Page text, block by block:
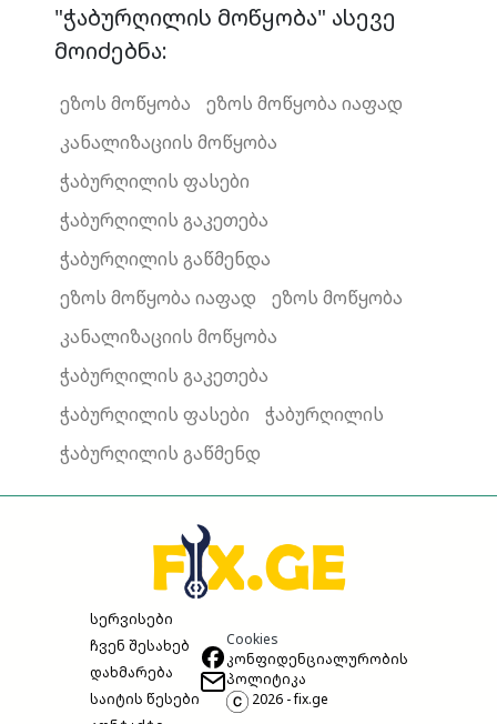
"ჭაბურღილის მოწყობა" ასევე
მოიძებნა:
ეზოს მოწყობა
ეზოს მოწყობა იაფად
კანალიზაციის მოწყობა
ჭაბურღილის ფასები
ჭაბურღილის გაკეთება
ჭაბურღილის გაწმენდა
ეზოს მოწყობა იაფად
ეზოს მოწყობა
კანალიზაციის მოწყობა
ჭაბურღილის გაკეთება
ჭაბურღილის ფასები
ჭაბურღილის
ჭაბურღილის გაწმენდ
სერვისები
ჩვენ შესახებ
დახმარება
საიტის წესები
Cookies
კონფიდენციალურობის
პოლიტიკა
2026 - fix.ge